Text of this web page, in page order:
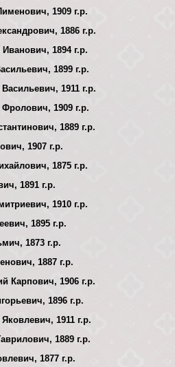
1909 г.р.
1886 г.р.
1894 г.р.
1899 г.р.
1911 г.р.
1909 г.р.
1889 г.р.
1907 г.р.
1875 г.р.
1891 г.р.
1910 г.р.
1895 г.р.
1873 г.р.
1887 г.р.
Карпович, 1906 г.р.
1896 г.р.
1911 г.р.
1889 г.р.
1877 г.р.